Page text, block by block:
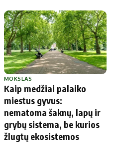
MOKSLAS
Kaip medžiai palaiko
miestus gyvus:
nematoma šaknų, lapų ir
grybų sistema, be kurios
žlugtų ekosistemos